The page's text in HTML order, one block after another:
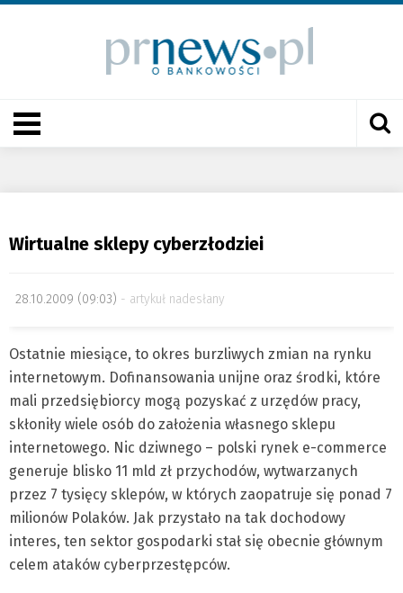
Wirtualne sklepy cyberzłodziei
28.10.2009 (09:03) artykuł nadesłany
Ostatnie miesiące, to okres burzliwych zmian na rynku
internetowym. Dofinansowania unijne oraz środki, które
mali przedsiębiorcy mogą pozyskać z urzędów pracy,
skłoniły wiele osób do założenia własnego sklepu
internetowego. Nic dziwnego – polski rynek e-commerce
generuje blisko 11 mld zł przychodów, wytwarzanych
przez 7 tysięcy sklepów, w których zaopatruje się ponad 7
milionów Polaków. Jak przystało na tak dochodowy
interes, ten sektor gospodarki stał się obecnie głównym
celem ataków cyberprzestępców.